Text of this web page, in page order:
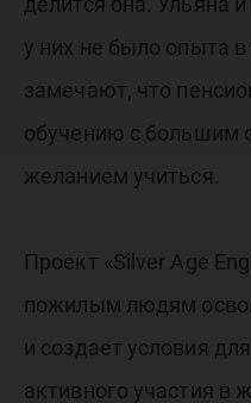
у них не было опыта
замечают, что
обучению с большим
желанием учиться.
Проект «Silver Age
пожилым людям
и создает условия
активного участия в